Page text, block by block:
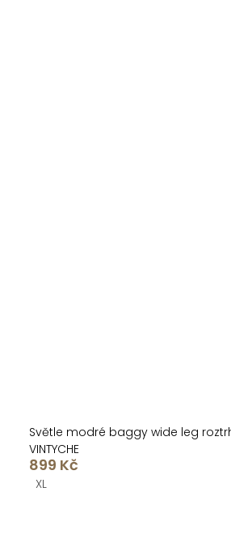
Světle modré baggy wide leg
VINTYCHE
899 Kč
XL